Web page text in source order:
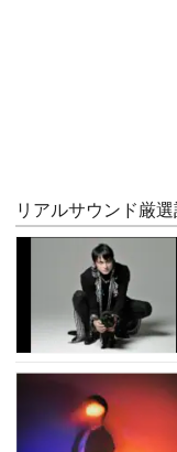
リアルサウンド厳